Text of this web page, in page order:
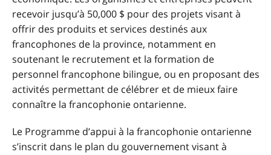
recevoir jusqu’à 50,000 $ pour des projets visant à
offrir des produits et services destinés aux
francophones de la province, notamment en
soutenant le recrutement et la formation de
personnel francophone bilingue, ou en proposant des
activités permettant de célébrer et de mieux faire
connaître la francophonie ontarienne.
Le Programme d’appui à la francophonie ontarienne
s’inscrit dans le plan du gouvernement visant à